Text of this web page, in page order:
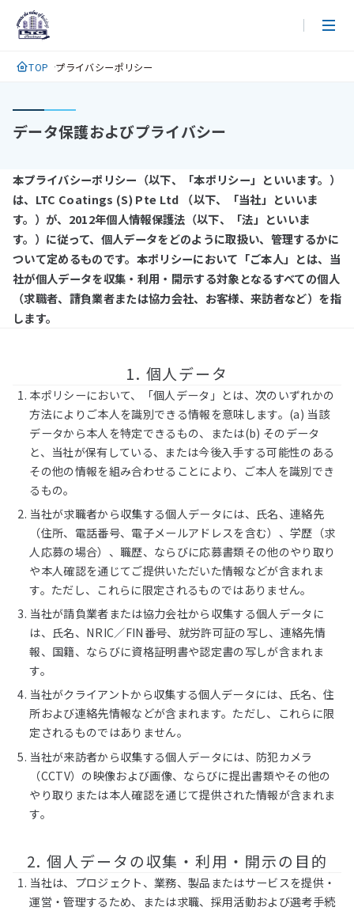
メ
イ
ン
ン
に
ス
キ
ッ
プ
TOP プライバシーポリシー
データ保護およびプライバシー
本プライバシーポリシー（以下、「本ポリシー」といいます。）
は、LTC Coatings (S) Pte Ltd （以下、「当社」といいま
す。）が、2012年個人情報保護法（以下、「法」といいま
す。）に従って、個人データをどのように取扱い、管理するかに
ついて定めるものです。本ポリシーにおいて「ご本人」とは、当
社が個人データを収集・利用・開示する対象となるすべての個人
（求職者、請負業者または協力会社、お客様、来訪者など）を指
します。
1. 個人データ
本ポリシーにおいて、「個人データ」とは、次のいずれかの
方法によりご本人を識別できる情報を意味します。(a) 当該
データから本人を特定できるもの、または(b) そのデータ
と、当社が保有している、または今後入手する可能性のある
その他の情報を組み合わせることにより、ご本人を識別でき
るもの。
当社が求職者から収集する個人データには、氏名、連絡先
（住所、電話番号、電子メールアドレスを含む）、学歴（求
人応募の場合）、職歴、ならびに応募書類その他のやり取り
や本人確認を通じてご提供いただいた情報などが含まれま
す。ただし、これらに限定されるものではありません。
当社が請負業者または協力会社から収集する個人データに
は、氏名、NRIC／FIN番号、就労許可証の写し、連絡先情
報、国籍、ならびに資格証明書や認定書の写しが含まれま
す。
当社がクライアントから収集する個人データには、氏名、住
所および連絡先情報などが含まれます。ただし、これらに限
定されるものではありません。
当社が来訪者から収集する個人データには、防犯カメラ
（CCTV）の映像および画像、ならびに提出書類やその他の
やり取りまたは本人確認を通じて提供された情報が含まれま
す。
2. 個人データの収集・利用・開示の目的
当社は、プロジェクト、業務、製品またはサービスを提供・
運営・管理するため、または求職、採用活動および選考手続